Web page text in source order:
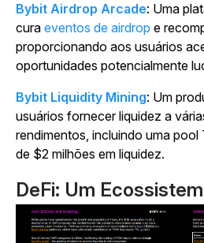
Bybit Airdrop Arcade: Uma
cura eventos de airdrop e
proporcionando aos usuários
oportunidades potencialmente
Bybit Liquidity Mining: Um
usuários fornecer liquidez a
rendimentos, incluindo uma
de $2 milhões em liquidez.
DeFi: Um